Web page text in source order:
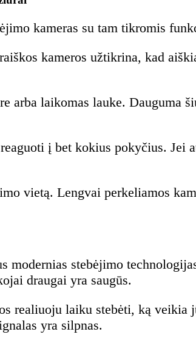
kameras su tam tikromis
kameros užtikrina, kad
arba laikomas lauke. Dauguma
į bet kokius pokyčius. Jei
vietą. Lengvai perkeliamos
modernias stebėjimo
draugai yra saugūs.
realiuoju laiku stebėti, ką veikia
yra silpnas.